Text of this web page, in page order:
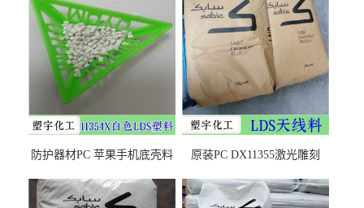
防护器材PC 苹果手机底壳料
之忧
原装PC DX11355激光雕刻